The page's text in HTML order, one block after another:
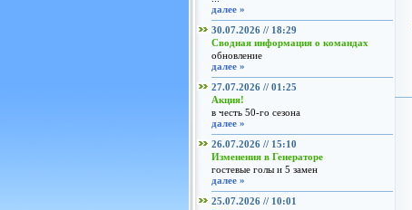
далее »
30.07.2026 // 18:29
Сводная информация о командах
обновление
далее »
27.07.2026 // 01:25
Акция!
в честь 50-го сезона
далее »
26.07.2026 // 15:10
Изменения в Генераторе
гостевые голы и 5 замен
далее »
25.07.2026 // 10:01